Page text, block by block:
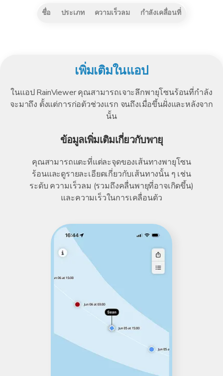
ชื่อ ประเภท ความเร็วลม กำลังเคลื่อนที่
เพิ่มเติมในแอป
ในแอป RainViewer คุณสามารถเจาะลึกพายุโซนร้อนที่กำลัง
จะมาถึง ตั้งแต่การก่อตัวช่วงแรก จนถึงเมื่อขึ้นฝั่งและหลังจาก
นั้น
ข้อมูลเพิ่มเติมเกี่ยวกับพายุ
คุณสามารถแตะที่แต่ละจุดของเส้นทางพายุโซน
ร้อนและดูรายละเอียดเกี่ยวกับเส้นทางนั้น ๆ เช่น
ระดับ ความเร็วลม (รวมถึงคลื่นพายุที่อาจเกิดขึ้น)
และความเร็วในการเคลื่อนตัว